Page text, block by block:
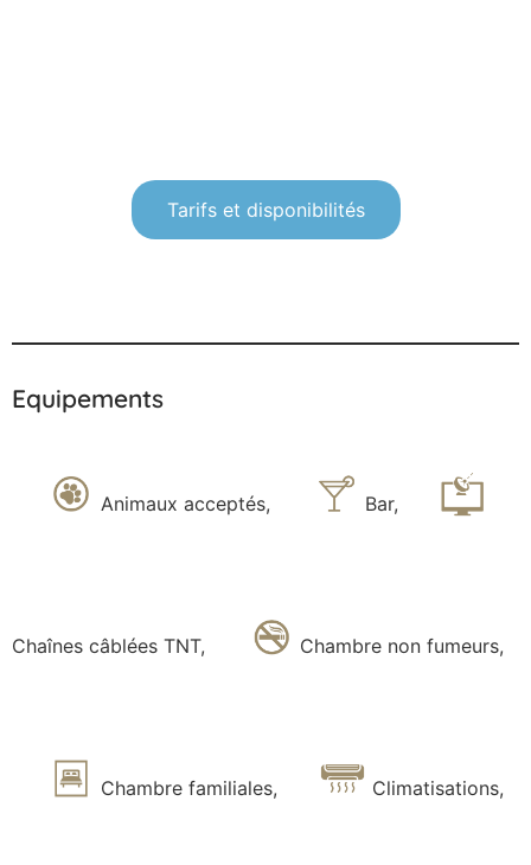
Tarifs et disponibilités
Equipements
Animaux acceptés, Bar,
Chaînes câblées TNT, Chambre non fumeurs,
Chambre familiales, Climatisations,